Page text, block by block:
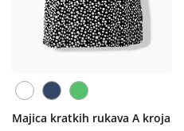
Majica kratkih rukava A kroja